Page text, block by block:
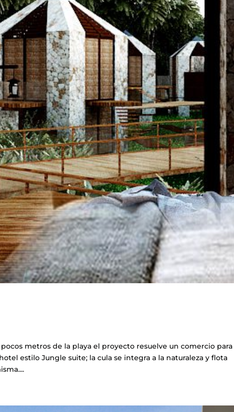
metros de la playa el proyecto resuelve un comercio para
estilo Jungle suite; la cula se integra a la naturaleza y flota